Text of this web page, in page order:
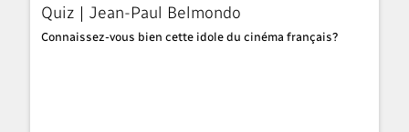
Quiz | Jean-Paul Belmondo
Connaissez-vous bien cette idole du cinéma français?